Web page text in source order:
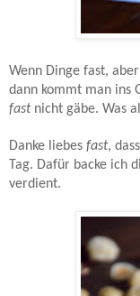
Wenn Dinge fast,
dann kommt man ins
fast nicht gäbe. Was
Danke liebes fast,
Tag. Dafür backe ich
verdient.